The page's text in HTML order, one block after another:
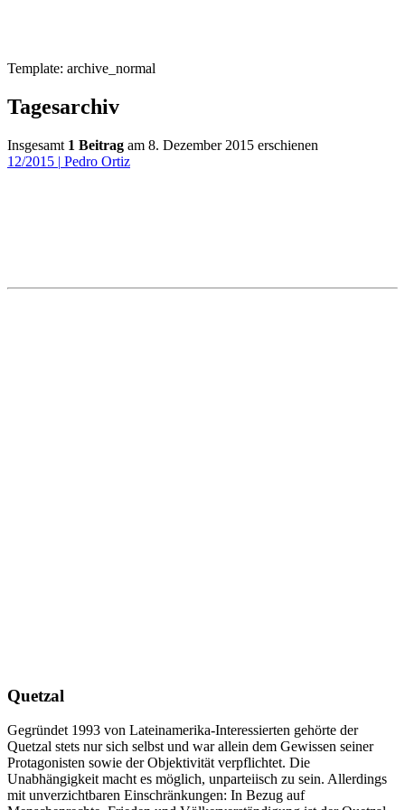
Template: archive_normal
Tagesarchiv
Insgesamt 1 Beitrag am 8. Dezember 2015 erschienen
12/2015 | Pedro Ortiz
Quetzal
Gegründet 1993 von Lateinamerika-Interessierten gehörte der
Quetzal stets nur sich selbst und war allein dem Gewissen seiner
Protagonisten sowie der Objektivität verpflichtet. Die
Unabhängigkeit macht es möglich, unparteiisch zu sein. Allerdings
mit unverzichtbaren Einschränkungen: In Bezug auf